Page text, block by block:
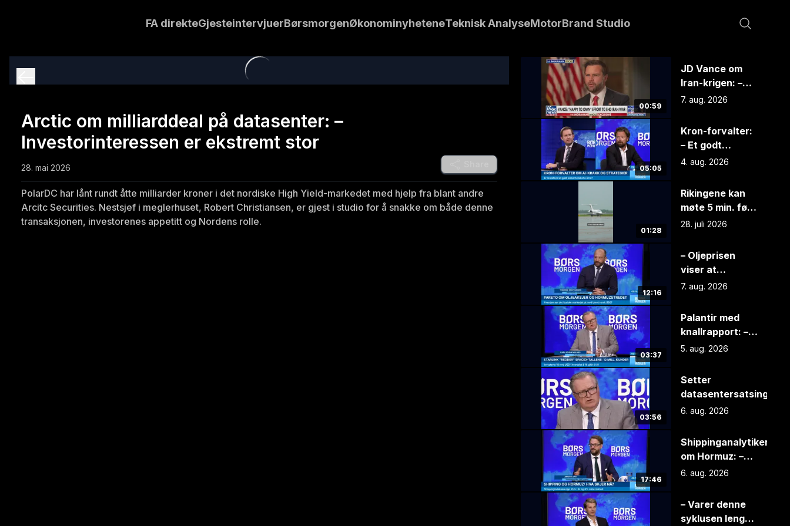
FA direkteGjesteintervjuerBørsmorgenØkonominyheteneTeknisk AnalyseMotorBrand Studio
Arctic om milliarddeal på datasenter: –
Investorinteressen er ekstremt stor
28. mai 2026
PolarDC har lånt rundt åtte milliarder kroner i det nordiske High Yield-markedet med hjelp fra blant andre
Arcitc Securities. Nestsjef i meglerhuset, Robert Christiansen, er gjest i studio for å snakke om både denne
transaksjonen, investorenes appetitt og Nordens rolle.
00:59
JD Vance om
Iran-krigen: –
Kommer til å bli
7. aug. 2026
05:05
Kron-forvalter:
– Et godt
tidspunkt å spre
4. aug. 2026
01:28
Rikingene kan
møte 5 min. før
flyet går!
28. juli 2026
12:16
– Oljeprisen
viser at
markedet tror
før valget
7. aug. 2026
03:37
Palantir med
knallrapport: –
Viser vei for de
selskapene
5. aug. 2026
03:56
Setter
datasentersatsingen
under lupen: – Det er
6. aug. 2026
17:46
Shippinganalytiker
om Hormuz: –
Mange skip driftes
kunne forvente
6. aug. 2026
– Varer denne
syklusen lenger